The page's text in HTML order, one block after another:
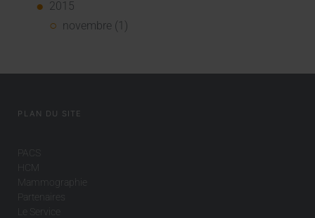
2015
novembre (1)
PLAN DU SITE
PACS
HCM
Mammographie
Partenaires
Le Service